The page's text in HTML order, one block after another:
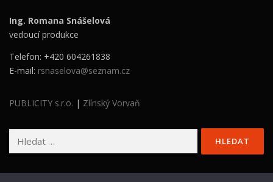
Ing. Romana Snášelová
vedoucí produkce
Telefon: +420 604261838
E-mail: rsnaselova@seznam.cz
PUBLICITY s.r.o. | Zlínský Vorvaň
Vyhledávání